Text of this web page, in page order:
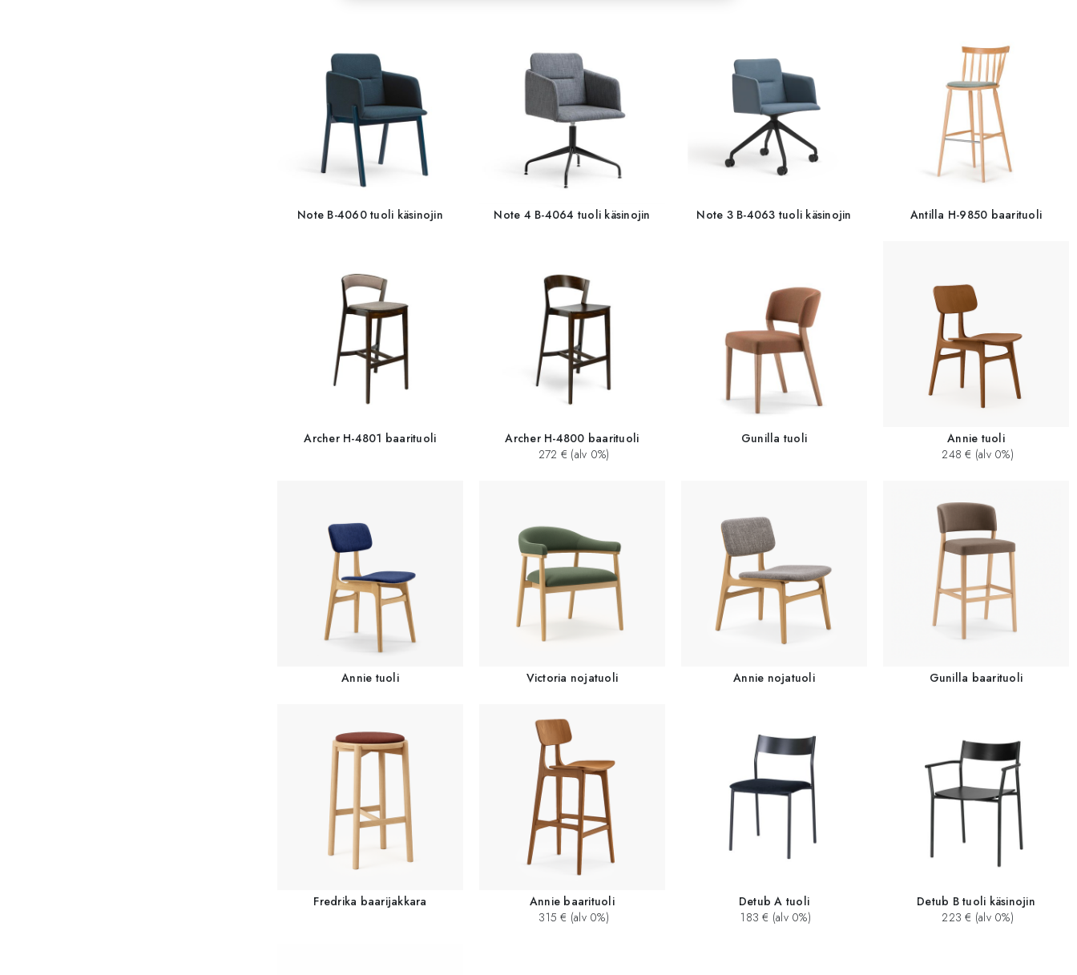
Note B-4060 tuoli käsinojin Note 4 B-4064 tuoli käsinojin Note 3 B-4063 tuoli käsinojin Antilla H-9850 baarituoli
Archer H-4801 baarituoli
Archer H-4800 baarituoli
272 € (alv 0%)
Gunilla tuoli
Annie tuoli
248 € (alv 0%)
Annie tuoli Victoria nojatuoli Annie nojatuoli Gunilla baarituoli
Fredrika baarijakkara
Annie baarituoli
315 € (alv 0%)
Detub A tuoli
183 € (alv 0%)
Detub B tuoli käsinojin
223 € (alv 0%)